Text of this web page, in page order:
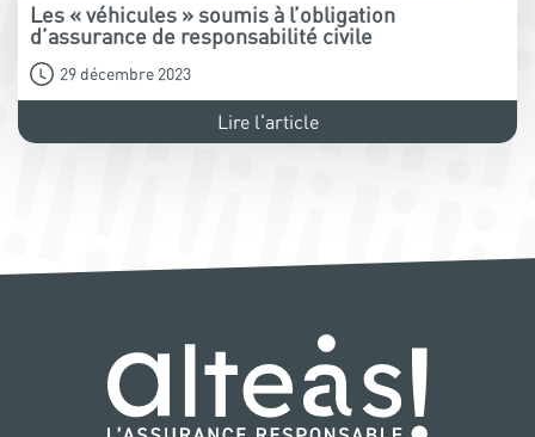
Les « véhicules » soumis à l’obligation
d’assurance de responsabilité civile
29 décembre 2023
Lire l'article